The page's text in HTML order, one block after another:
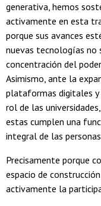
generativa, hemos
activamente en esta
porque sus avances
nuevas tecnologías no
concentración del
Asimismo, ante la
plataformas digitales y
rol de las
estas cumplen una
integral de las
Precisamente porque
espacio de
activamente la